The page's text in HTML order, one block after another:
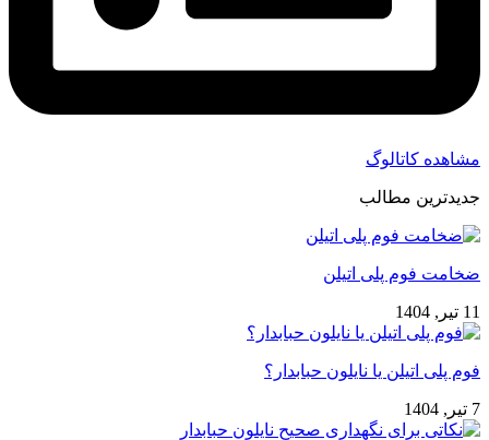
مشاهده کاتالوگ
جدیدترین مطالب
ضخامت فوم پلی اتیلن
11 تیر, 1404
فوم پلی اتیلن یا نایلون حبابدار؟
7 تیر, 1404